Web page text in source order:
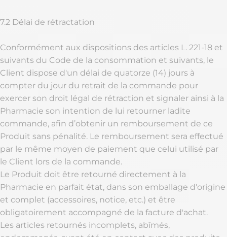
7.2 Délai de rétractation
Conformément aux dispositions des articles L. 221-18 et
suivants du Code de la consommation et suivants, le
Client dispose d'un délai de quatorze (14) jours à
compter du jour du retrait de la commande pour
exercer son droit légal de rétraction et signaler ainsi à la
Pharmacie son intention de lui retourner ladite
commande, afin d’obtenir un remboursement de ce
Produit sans pénalité. Le remboursement sera effectué
par le même moyen de paiement que celui utilisé par
le Client lors de la commande.
Le Produit doit être retourné directement à la
Pharmacie en parfait état, dans son emballage d'origine
et complet (accessoires, notice, etc.) et être
obligatoirement accompagné de la facture d'achat.
Les articles retournés incomplets, abîmés,